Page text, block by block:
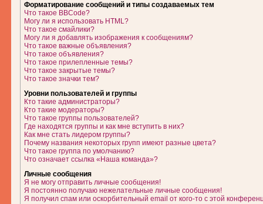
Форматирование сообщений и типы создаваемых тем
Что такое BBCode?
Могу ли я использовать HTML?
Что такое смайлики?
Могу ли я добавлять изображения к сообщениям?
Что такое важные объявления?
Что такое объявления?
Что такое прилепленные темы?
Что такое закрытые темы?
Что такое значки тем?
Уровни пользователей и группы
Кто такие администраторы?
Кто такие модераторы?
Что такое группы пользователей?
Где находятся группы и как мне вступить в них?
Как мне стать лидером группы?
Почему названия некоторых групп имеют разные цвета?
Что такое группа по умолчанию?
Что означает ссылка «Наша команда»?
Личные сообщения
Я не могу отправить личные сообщения!
Я постоянно получаю нежелательные личные сообщения!
Я получил спам или оскорбительный email от кого-то с этой